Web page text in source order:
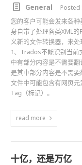
General Posted
您的客户可能会发来各
身自带了处理各类XML
义新的文件转换器，来处
1、Trados不能识别当前
中有部分内容是不需要
是其中部分内容是不需要
文件中可能包含有网页
Tag（标记）。
read more
十亿，还是万亿